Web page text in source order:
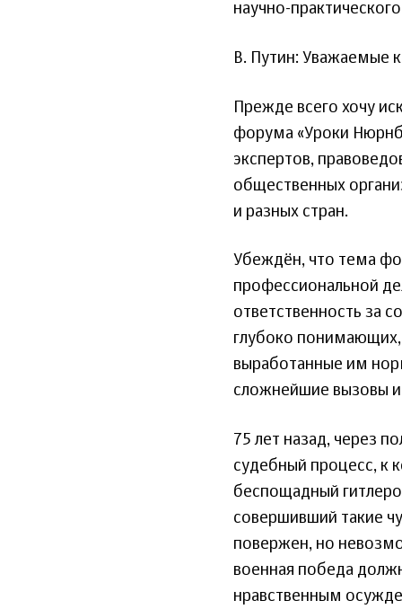
научно-
В. Путин: Уважаемые
Прежде всего хочу
форума «Уроки
экспертов,
общественных
и разных стран.
Убеждён, что тема
профессиональной
ответственность за
глубоко
выработанные им
сложнейшие вызовы и
75 лет назад, через
судебный процесс, к
беспощадный
совершивший такие
повержен, но
военная победа
нравственным